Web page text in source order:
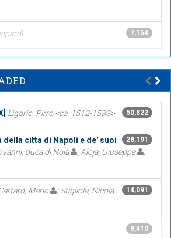
7,154
50,822
Ligorio, Pirro <ca. 1512-1583>
28,191
della citta di Napoli e de' suoi
duca di Noia ; Aloja, Giuseppe
;
14,091
Mario
; Stigliola, Nicola
8,410